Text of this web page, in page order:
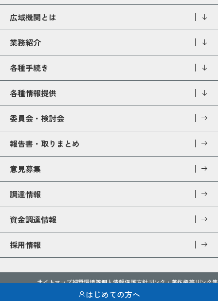
はじめての方へ
広域機関とは
業務紹介
各種手続き
各種情報提供
委員会・検討会
報告書・取りまとめ
意見募集
調達情報
資金調達情報
採用情報
サイトマップ推奨環境等個人情報保護方針リンク・著作権等リンク集
アクセシビリティ 開示請求制度